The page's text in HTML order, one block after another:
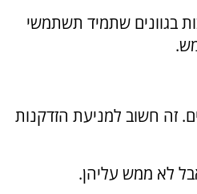
בגוונים שתמיד תשתמשי
זה חשוב למניעת הזדקנות
לא ממש עליהן.